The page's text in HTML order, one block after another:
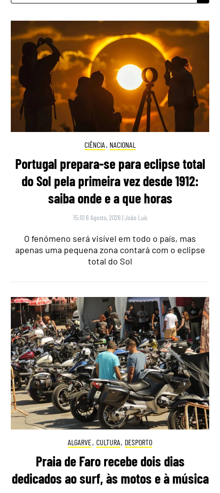
CIÊNCIA , NACIONAL
Portugal prepara-se para eclipse total
do Sol pela primeira vez desde 1912:
saiba onde e a que horas
15:10 6 Agosto, 2026 |João Luís
O fenómeno será visível em todo o país, mas
apenas uma pequena zona contará com o eclipse
total do Sol
ALGARVE, CULTURA, DESPORTO
Praia de Faro recebe dois dias
dedicados ao surf, às motos e à música